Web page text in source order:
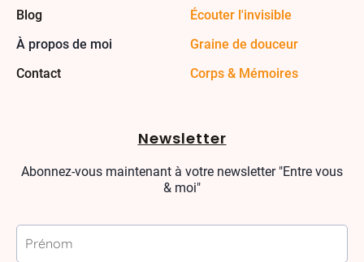
Blog
À propos de moi
Contact
Écouter l'invisible
Graine de douceur
Corps & Mémoires
Newsletter
Abonnez-vous maintenant à votre newsletter "Entre vous
& moi"